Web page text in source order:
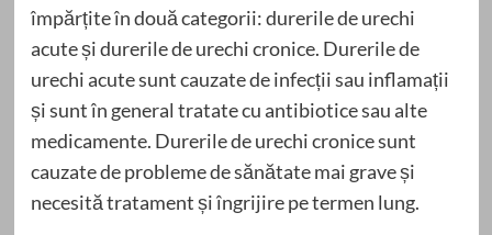
împărțite în două categorii: durerile de urechi
acute și durerile de urechi cronice. Durerile de
urechi acute sunt cauzate de infecții sau inflamații
și sunt în general tratate cu antibiotice sau alte
medicamente. Durerile de urechi cronice sunt
cauzate de probleme de sănătate mai grave și
necesită tratament și îngrijire pe termen lung.